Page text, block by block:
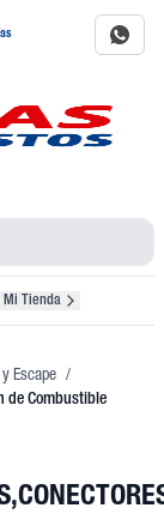
Mi Tienda
Escape /
de Combustible